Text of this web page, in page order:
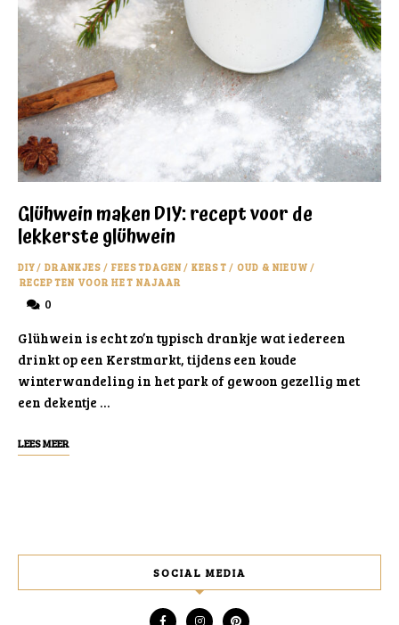
Glühwein maken DIY: recept voor de
lekkerste glühwein
DIY/ DRANKJES / FEESTDAGEN/ KERST / OUD & NIEUW /
RECEPTEN VOOR HET NAJAAR
0
Glühwein is echt zo’n typisch drankje wat iedereen
drinkt op een Kerstmarkt, tijdens een koude
winterwandeling in het park of gewoon gezellig met
een dekentje …
LEES MEER
SOCIAL MEDIA